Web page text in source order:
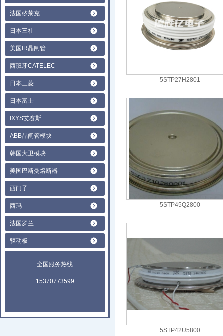
法国矽莱克
日本三社
美国IR晶闸管
西班牙CATELEC
日本三菱
日本富士
IXYS艾赛斯
ABB晶闸管模块
韩国大卫模块
美国巴斯曼熔断器
西门子
西玛
法国罗兰
驱动板
全国服务热线
15370773599
5STP27H2801
5STP45Q2800
5STP42U5800